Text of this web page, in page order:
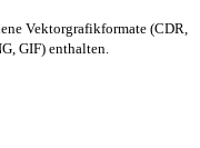
Vektorgrafikformate (CDR,
GIF) enthalten.